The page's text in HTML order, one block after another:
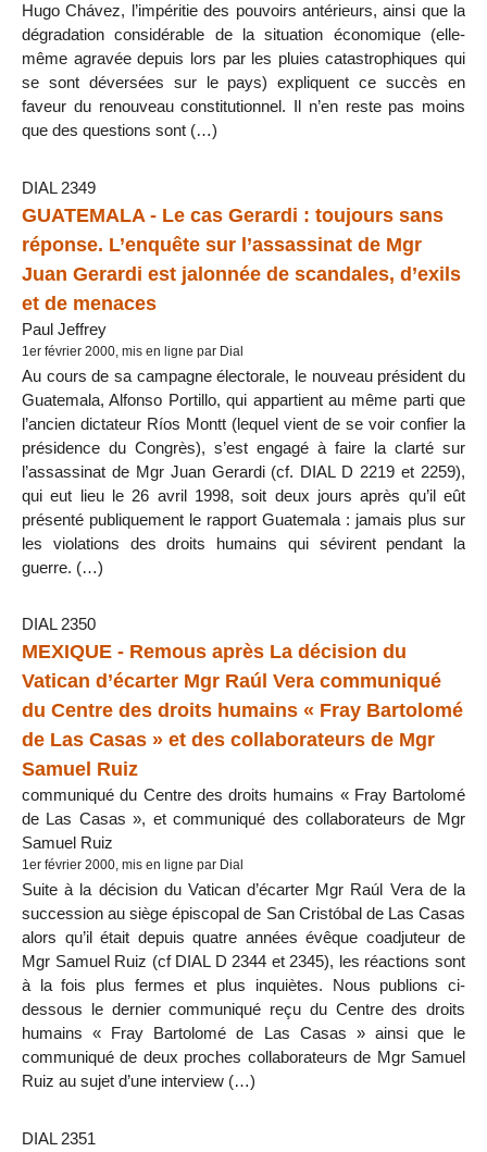
Hugo Chávez, l’impéritie des pouvoirs antérieurs, ainsi que la
dégradation considérable de la situation économique (elle-
même agravée depuis lors par les pluies catastrophiques qui
se sont déversées sur le pays) expliquent ce succès en
faveur du renouveau constitutionnel. Il n’en reste pas moins
que des questions sont (…)
DIAL 2349
GUATEMALA - Le cas Gerardi : toujours sans
réponse. L’enquête sur l’assassinat de Mgr
Juan Gerardi est jalonnée de scandales, d’exils
et de menaces
Paul Jeffrey
1er février 2000, mis en ligne par Dial
Au cours de sa campagne électorale, le nouveau président du
Guatemala, Alfonso Portillo, qui appartient au même parti que
l’ancien dictateur Ríos Montt (lequel vient de se voir confier la
présidence du Congrès), s’est engagé à faire la clarté sur
l’assassinat de Mgr Juan Gerardi (cf. DIAL D 2219 et 2259),
qui eut lieu le 26 avril 1998, soit deux jours après qu’il eût
présenté publiquement le rapport Guatemala : jamais plus sur
les violations des droits humains qui sévirent pendant la
guerre. (…)
DIAL 2350
MEXIQUE - Remous après La décision du
Vatican d’écarter Mgr Raúl Vera communiqué
du Centre des droits humains « Fray Bartolomé
de Las Casas » et des collaborateurs de Mgr
Samuel Ruiz
communiqué du Centre des droits humains « Fray Bartolomé
de Las Casas », et communiqué des collaborateurs de Mgr
Samuel Ruiz
1er février 2000, mis en ligne par Dial
Suite à la décision du Vatican d’écarter Mgr Raúl Vera de la
succession au siège épiscopal de San Cristóbal de Las Casas
alors qu’il était depuis quatre années évêque coadjuteur de
Mgr Samuel Ruiz (cf DIAL D 2344 et 2345), les réactions sont
à la fois plus fermes et plus inquiètes. Nous publions ci-
dessous le dernier communiqué reçu du Centre des droits
humains « Fray Bartolomé de Las Casas » ainsi que le
communiqué de deux proches collaborateurs de Mgr Samuel
Ruiz au sujet d’une interview (…)
DIAL 2351